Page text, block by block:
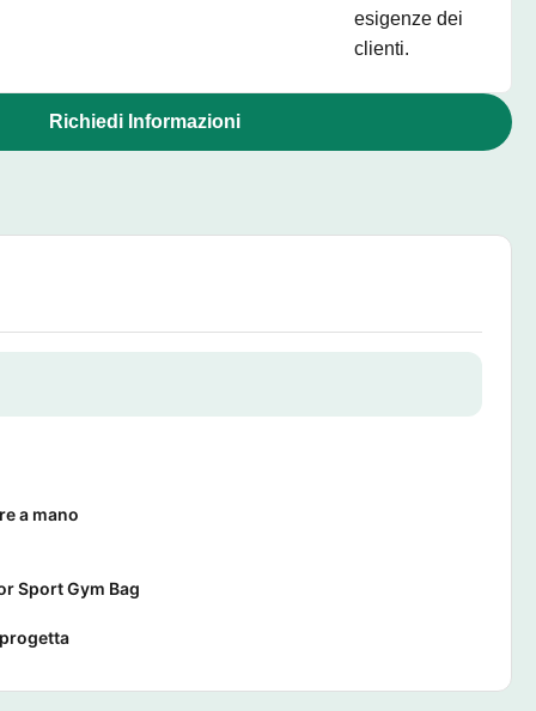
esigenze dei
clienti.
Richiedi Informazioni
a mano
Sport Gym Bag